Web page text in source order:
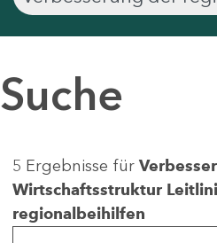
Suche
5 Ergebnisse für
Wirtschaftsstruktur
regionalbeihilfen